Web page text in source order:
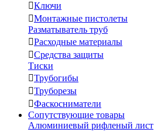
Ключи
Монтажные пистолеты
Разматыватель труб
Расходные материалы
Средства защиты
Тиски
Трубогибы
Труборезы
Фаскосниматели
Сопутствующие товары
Алюминиевый рифленый лист